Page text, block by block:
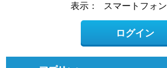
表示： スマートフォン
ログイン